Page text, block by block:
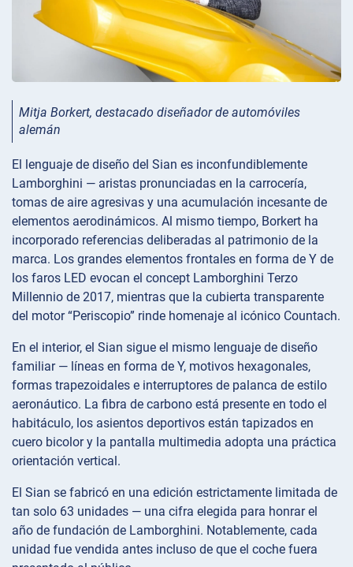
Mitja Borkert, destacado diseñador de automóviles
alemán
El lenguaje de diseño del Sian es inconfundiblemente
Lamborghini — aristas pronunciadas en la carrocería,
tomas de aire agresivas y una acumulación incesante de
elementos aerodinámicos. Al mismo tiempo, Borkert ha
incorporado referencias deliberadas al patrimonio de la
marca. Los grandes elementos frontales en forma de Y de
los faros LED evocan el concept Lamborghini Terzo
Millennio de 2017, mientras que la cubierta transparente
del motor “Periscopio” rinde homenaje al icónico Countach.
En el interior, el Sian sigue el mismo lenguaje de diseño
familiar — líneas en forma de Y, motivos hexagonales,
formas trapezoidales e interruptores de palanca de estilo
aeronáutico. La fibra de carbono está presente en todo el
habitáculo, los asientos deportivos están tapizados en
cuero bicolor y la pantalla multimedia adopta una práctica
orientación vertical.
El Sian se fabricó en una edición estrictamente limitada de
tan solo 63 unidades — una cifra elegida para honrar el
año de fundación de Lamborghini. Notablemente, cada
unidad fue vendida antes incluso de que el coche fuera